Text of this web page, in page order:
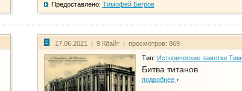
Предоставлено: Тимофей Бегров
17.06.2021 | 9 Кбайт | просмотров: 869
Тип: Исторические заметки
Битва титанов
подробнее